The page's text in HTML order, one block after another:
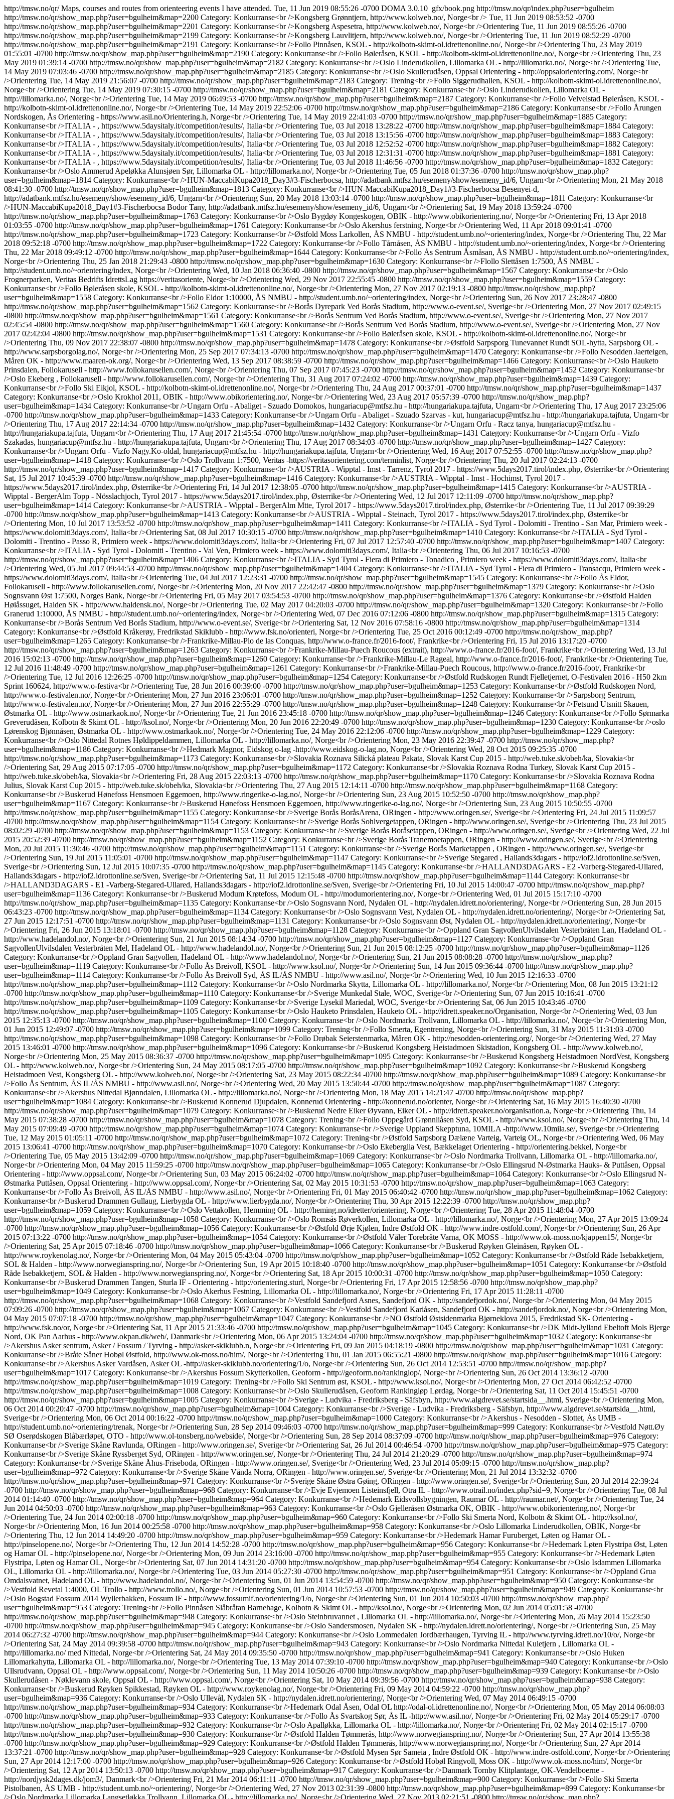
http://tmsw.no/qr/Maps, courses and routes from orienteering events I have attended. Tue, 11 Jun 2019 08:55:26 -0700 DOMA 3.0.10 gfx/book.png http://tmsw.no/qr/index.php?user=bgulheim
http://tmsw.no/qr/show_map.php?user=bgulheim&map=2200 Category: Konkurranse<br />Kongsberg Grønntjern, http://www.kolweb.no/, Norge<br /> Tue, 11 Jun 2019 08:53:52 -0700
http://tmsw.no/qr/show_map.php?user=bgulheim&map=2201 Category: Konkurranse<br />Kongsberg Aspesetra, http://www.kolweb.no/, Norge<br />Orientering Tue, 11 Jun 2019 08:55:26 -0700
http://tmsw.no/qr/show_map.php?user=bgulheim&map=2199 Category: Konkurranse<br />Kongsberg Lauvlitjern, http://www.kolweb.no/, Norge<br />Orientering Tue, 11 Jun 2019 08:52:29 -0700
http://tmsw.no/qr/show_map.php?user=bgulheim&map=2191 Category: Konkurranse<br />Follo Pinnåsen, KSOL - http://kolbotn-skimt-ol.idrettenonline.no/, Norge<br />Orientering Thu, 23 May 2019
01:55:01 -0700 http://tmsw.no/qr/show_map.php?user=bgulheim&map=2190 Category: Konkurranse<br />Follo Bøleråsen, KSOL - http://kolbotn-skimt-ol.idrettenonline.no/, Norge<br />Orientering Thu, 23
May 2019 01:39:14 -0700 http://tmsw.no/qr/show_map.php?user=bgulheim&map=2182 Category: Konkurranse<br />Oslo Linderudkollen, Lillomarka OL - http://lillomarka.no/, Norge<br />Orientering Tue,
14 May 2019 07:03:46 -0700 http://tmsw.no/qr/show_map.php?user=bgulheim&map=2185 Category: Konkurranse<br />Oslo Skullerudåsen, Oppsal Orientering - http://oppsalorientering.com/, Norge<br
/>Orientering Tue, 14 May 2019 21:56:07 -0700 http://tmsw.no/qr/show_map.php?user=bgulheim&map=2183 Category: Trening<br />Follo Siggerudhallen, KSOL - http://kolbotn-skimt-ol.idrettenonline.no/,
Norge<br />Orientering Tue, 14 May 2019 07:30:15 -0700 http://tmsw.no/qr/show_map.php?user=bgulheim&map=2181 Category: Konkurranse<br />Oslo Linderudkollen, Lillomarka OL -
http://lillomarka.no/, Norge<br />Orientering Tue, 14 May 2019 06:49:53 -0700 http://tmsw.no/qr/show_map.php?user=bgulheim&map=2187 Category: Konkurranse<br />Follo Velvelstad Bøleråsen, KSOL -
http://kolbotn-skimt-ol.idrettenonline.no/, Norge<br />Orientering Tue, 14 May 2019 22:52:06 -0700 http://tmsw.no/qr/show_map.php?user=bgulheim&map=2186 Category: Konkurranse<br />Follo Årungen
Nordskogen, Ås Orientering - https://www.asil.no/Orientering.h, Norge<br />Orientering Tue, 14 May 2019 22:41:03 -0700 http://tmsw.no/qr/show_map.php?user=bgulheim&map=1885 Category:
Konkurranse<br />ITALIA - , https://www.5daysitaly.it/competition/results/, Italia<br />Orientering Tue, 03 Jul 2018 13:28:22 -0700 http://tmsw.no/qr/show_map.php?user=bgulheim&map=1884 Category:
Konkurranse<br />ITALIA - , https://www.5daysitaly.it/competition/results/, Italia<br />Orientering Tue, 03 Jul 2018 13:15:56 -0700 http://tmsw.no/qr/show_map.php?user=bgulheim&map=1883 Category:
Konkurranse<br />ITALIA - , https://www.5daysitaly.it/competition/results/, Italia<br />Orientering Tue, 03 Jul 2018 12:52:52 -0700 http://tmsw.no/qr/show_map.php?user=bgulheim&map=1882 Category:
Konkurranse<br />ITALIA - , https://www.5daysitaly.it/competition/results/, Italia<br />Orientering Tue, 03 Jul 2018 12:31:31 -0700 http://tmsw.no/qr/show_map.php?user=bgulheim&map=1881 Category:
Konkurranse<br />ITALIA - , https://www.5daysitaly.it/competition/results/, Italia<br />Orientering Tue, 03 Jul 2018 11:46:56 -0700 http://tmsw.no/qr/show_map.php?user=bgulheim&map=1832 Category:
Konkurranse<br />Oslo Ammerud Apeløkka Alunsjøen Sør, Lillomarka OL - http://lillomarka.no/, Norge<br />Orientering Tue, 05 Jun 2018 01:37:36 -0700 http://tmsw.no/qr/show_map.php?
user=bgulheim&map=1814 Category: Konkurranse<br />HUN-MaccabiKupa2018_Day3#3-Fischerbocsa, http://adatbank.mtfsz.hu/esemeny/show/esemeny_id/6, Ungarn<br />Orientering Mon, 21 May 2018
08:41:30 -0700 http://tmsw.no/qr/show_map.php?user=bgulheim&map=1813 Category: Konkurranse<br />HUN-MaccabiKupa2018_Day1#3-Fischerbocsa Besenyei-d,
http://adatbank.mtfsz.hu/esemeny/show/esemeny_id/6, Ungarn<br />Orientering Sun, 20 May 2018 13:03:14 -0700 http://tmsw.no/qr/show_map.php?user=bgulheim&map=1811 Category: Konkurranse<br
/>HUN-MaccabiKupa2018_Day1#3-Fischerbocsa Bodor Tany, http://adatbank.mtfsz.hu/esemeny/show/esemeny_id/6, Ungarn<br />Orientering Sat, 19 May 2018 13:59:24 -0700
http://tmsw.no/qr/show_map.php?user=bgulheim&map=1763 Category: Konkurranse<br />Oslo Bygdøy Kongeskogen, OBIK - http://www.obikorientering.no/, Norge<br />Orientering Fri, 13 Apr 2018
01:03:55 -0700 http://tmsw.no/qr/show_map.php?user=bgulheim&map=1761 Category: Konkurranse<br />Oslo Akershus ferstning, Norge<br />Orientering Wed, 11 Apr 2018 09:01:41 -0700
http://tmsw.no/qr/show_map.php?user=bgulheim&map=1723 Category: Konkurranse<br />Østfold Moss Larkollen, ÅS NMBU - http://student.umb.no/~orientering/index, Norge<br />Orientering Thu, 22 Mar
2018 09:52:18 -0700 http://tmsw.no/qr/show_map.php?user=bgulheim&map=1722 Category: Konkurranse<br />Follo Tårnåsen, ÅS NMBU - http://student.umb.no/~orientering/index, Norge<br />Orientering
Thu, 22 Mar 2018 09:49:12 -0700 http://tmsw.no/qr/show_map.php?user=bgulheim&map=1644 Category: Konkurranse<br />Follo Ås Sentrum Åsmåsan, ÅS NMBU - http://student.umb.no/~orientering/index,
Norge<br />Orientering Thu, 25 Jan 2018 21:29:43 -0800 http://tmsw.no/qr/show_map.php?user=bgulheim&map=1630 Category: Konkurranse<br />Flollo Slettåsen 1:7500, ÅS NMBU -
http://student.umb.no/~orientering/index, Norge<br />Orientering Wed, 10 Jan 2018 06:36:40 -0800 http://tmsw.no/qr/show_map.php?user=bgulheim&map=1567 Category: Konkurranse<br />Oslo
Frognerparken, Veritas Bedrifts IdrettsLag https://veritasoriente, Norge<br />Orientering Wed, 29 Nov 2017 22:55:45 -0800 http://tmsw.no/qr/show_map.php?user=bgulheim&map=1559 Category:
Konkurranse<br />Follo Bøleråsen skole, KSOL - http://kolbotn-skimt-ol.idrettenonline.no/, Norge<br />Orientering Mon, 27 Nov 2017 02:19:13 -0800 http://tmsw.no/qr/show_map.php?
user=bgulheim&map=1558 Category: Konkurranse<br />Follo Eldor 1:10000, ÅS NMBU - http://student.umb.no/~orientering/index, Norge<br />Orientering Sun, 26 Nov 2017 23:28:47 -0800
http://tmsw.no/qr/show_map.php?user=bgulheim&map=1562 Category: Konkurranse<br />Borås Dyrepark Ved Borås Stadium, http://www.o-event.se/, Sverige<br />Orientering Mon, 27 Nov 2017 02:49:15
-0800 http://tmsw.no/qr/show_map.php?user=bgulheim&map=1561 Category: Konkurranse<br />Borås Sentrum Ved Borås Stadium, http://www.o-event.se/, Sverige<br />Orientering Mon, 27 Nov 2017
02:45:54 -0800 http://tmsw.no/qr/show_map.php?user=bgulheim&map=1560 Category: Konkurranse<br />Borås Sentrum Ved Borås Stadium, http://www.o-event.se/, Sverige<br />Orientering Mon, 27 Nov
2017 02:42:04 -0800 http://tmsw.no/qr/show_map.php?user=bgulheim&map=1531 Category: Konkurranse<br />Follo Bøleråsen skole, KSOL - http://kolbotn-skimt-ol.idrettenonline.no/, Norge<br
/>Orientering Thu, 09 Nov 2017 22:38:07 -0800 http://tmsw.no/qr/show_map.php?user=bgulheim&map=1478 Category: Konkurranse<br />Østfold Sarpsporg Tunevannet Rundt SOL-hytta, Sarpsborg OL -
http://www.sarpsborgolag.no/, Norge<br />Orientering Mon, 25 Sep 2017 07:34:13 -0700 http://tmsw.no/qr/show_map.php?user=bgulheim&map=1470 Category: Konkurranse<br />Follo Nesodden Jaerteigen,
Måren OK - http://www.maaren-ok.org/, Norge<br />Orientering Wed, 13 Sep 2017 08:38:59 -0700 http://tmsw.no/qr/show_map.php?user=bgulheim&map=1466 Category: Konkurranse<br />Oslo Hauketo
Prinsdalen, Follokarusell - http://www.follokarusellen.com/, Norge<br />Orientering Thu, 07 Sep 2017 07:45:23 -0700 http://tmsw.no/qr/show_map.php?user=bgulheim&map=1452 Category: Konkurranse<br
/>Oslo Ekeberg , Follokarusell - http://www.follokarusellen.com/, Norge<br />Orientering Thu, 31 Aug 2017 07:24:02 -0700 http://tmsw.no/qr/show_map.php?user=bgulheim&map=1439 Category:
Konkurranse<br />Follo Ski Eikjol, KSOL - http://kolbotn-skimt-ol.idrettenonline.no/, Norge<br />Orientering Thu, 24 Aug 2017 00:37:01 -0700 http://tmsw.no/qr/show_map.php?user=bgulheim&map=1437
Category: Konkurranse<br />Oslo Krokhol 2011, OBIK - http://www.obikorientering.no/, Norge<br />Orientering Wed, 23 Aug 2017 05:57:39 -0700 http://tmsw.no/qr/show_map.php?
user=bgulheim&map=1434 Category: Konkurranse<br />Ungarn Orfu - Abaliget - Szuado Domokos, hungariacup@mtfsz.hu - http://hungariakupa.tajfuta, Ungarn<br />Orientering Thu, 17 Aug 2017 23:25:06
-0700 http://tmsw.no/qr/show_map.php?user=bgulheim&map=1433 Category: Konkurranse<br />Ungarn Orfu - Abaliget - Szuado Szarvas - kut, hungariacup@mtfsz.hu - http://hungariakupa.tajfuta, Ungarn<br
/>Orientering Thu, 17 Aug 2017 22:14:34 -0700 http://tmsw.no/qr/show_map.php?user=bgulheim&map=1432 Category: Konkurranse<br />Ungarn Orfu - Racz tanya, hungariacup@mtfsz.hu -
http://hungariakupa.tajfuta, Ungarn<br />Orientering Thu, 17 Aug 2017 21:45:54 -0700 http://tmsw.no/qr/show_map.php?user=bgulheim&map=1431 Category: Konkurranse<br />Ungarn Orfu - Vizfo
Szakadas, hungariacup@mtfsz.hu - http://hungariakupa.tajfuta, Ungarn<br />Orientering Thu, 17 Aug 2017 08:34:03 -0700 http://tmsw.no/qr/show_map.php?user=bgulheim&map=1427 Category:
Konkurranse<br />Ungarn Orfu - Vizfo Nagy.Ko-oldal, hungariacup@mtfsz.hu - http://hungariakupa.tajfuta, Ungarn<br />Orientering Wed, 16 Aug 2017 07:52:55 -0700 http://tmsw.no/qr/show_map.php?
user=bgulheim&map=1418 Category: Konkurranse<br />Oslo Trollvann 1:7500, Veritas -https://veritasorientering.com/terminlist, Norge<br />Orientering Thu, 20 Jul 2017 02:24:13 -0700
http://tmsw.no/qr/show_map.php?user=bgulheim&map=1417 Category: Konkurranse<br />AUSTRIA - Wipptal - Imst - Tarrenz, Tyrol 2017 - https://www.5days2017.tirol/index.php, Østerrike<br />Orientering
Sat, 15 Jul 2017 10:45:39 -0700 http://tmsw.no/qr/show_map.php?user=bgulheim&map=1416 Category: Konkurranse<br />AUSTRIA - Wipptal - Imst - Hochimst, Tyrol 2017 -
https://www.5days2017.tirol/index.php, Østerrike<br />Orientering Fri, 14 Jul 2017 12:38:05 -0700 http://tmsw.no/qr/show_map.php?user=bgulheim&map=1415 Category: Konkurranse<br />AUSTRIA -
Wipptal - BergerAlm Topp - Nösslachjoch, Tyrol 2017 - https://www.5days2017.tirol/index.php, Østerrike<br />Orientering Wed, 12 Jul 2017 12:11:09 -0700 http://tmsw.no/qr/show_map.php?
user=bgulheim&map=1414 Category: Konkurranse<br />AUSTRIA - Wipptal - BergerAlm Mtte, Tyrol 2017 - https://www.5days2017.tirol/index.php, Østerrike<br />Orientering Tue, 11 Jul 2017 09:39:29
-0700 http://tmsw.no/qr/show_map.php?user=bgulheim&map=1413 Category: Konkurranse<br />AUSTRIA - Wipptal - Steinach, Tyrol 2017 - https://www.5days2017.tirol/index.php, Østerrike<br
/>Orientering Mon, 10 Jul 2017 13:53:52 -0700 http://tmsw.no/qr/show_map.php?user=bgulheim&map=1411 Category: Konkurranse<br />ITALIA - Syd Tyrol - Dolomiti - Trentino - San Mar, Primiero week -
https://www.dolomiti3days.com/, Italia<br />Orientering Sat, 08 Jul 2017 10:30:15 -0700 http://tmsw.no/qr/show_map.php?user=bgulheim&map=1410 Category: Konkurranse<br />ITALIA - Syd Tyrol -
Dolomiti - Trentino - Passo R, Primiero week - https://www.dolomiti3days.com/, Italia<br />Orientering Fri, 07 Jul 2017 12:57:40 -0700 http://tmsw.no/qr/show_map.php?user=bgulheim&map=1407 Category:
Konkurranse<br />ITALIA - Syd Tyrol - Dolomiti - Trentino - Val Ven, Primiero week - https://www.dolomiti3days.com/, Italia<br />Orientering Thu, 06 Jul 2017 10:16:53 -0700
http://tmsw.no/qr/show_map.php?user=bgulheim&map=1406 Category: Konkurranse<br />ITALIA - Syd Tyrol - Fiera di Primiero - Tonadico , Primiero week - https://www.dolomiti3days.com/, Italia<br
/>Orientering Wed, 05 Jul 2017 09:44:53 -0700 http://tmsw.no/qr/show_map.php?user=bgulheim&map=1404 Category: Konkurranse<br />ITALIA - Syd Tyrol - Fiera di Primiero - Transacqu, Primiero week -
https://www.dolomiti3days.com/, Italia<br />Orientering Tue, 04 Jul 2017 12:23:31 -0700 http://tmsw.no/qr/show_map.php?user=bgulheim&map=1545 Category: Konkurranse<br />Follo Ås Eldor,
Follokarusell - http://www.follokarusellen.com/, Norge<br />Orientering Mon, 20 Nov 2017 22:42:47 -0800 http://tmsw.no/qr/show_map.php?user=bgulheim&map=1379 Category: Konkurranse<br />Oslo
Sognsvann Øst 1:7500, Norges Bank, Norge<br />Orientering Fri, 05 May 2017 03:54:53 -0700 http://tmsw.no/qr/show_map.php?user=bgulheim&map=1376 Category: Konkurranse<br />Østfold Halden
Høiåssuget, Halden SK - http://www.haldensk.no/, Norge<br />Orientering Tue, 02 May 2017 04:20:03 -0700 http://tmsw.no/qr/show_map.php?user=bgulheim&map=1320 Category: Konkurranse<br />Follo
Granerud 1:10000, ÅS NMBU - http://student.umb.no/~orientering/index, Norge<br />Orientering Wed, 07 Dec 2016 07:12:06 -0800 http://tmsw.no/qr/show_map.php?user=bgulheim&map=1315 Category:
Konkurranse<br />Borås Sentrum Ved Borås Stadium, http://www.o-event.se/, Sverige<br />Orientering Sat, 12 Nov 2016 07:58:16 -0800 http://tmsw.no/qr/show_map.php?user=bgulheim&map=1314
Category: Konkurranse<br />Østfold Kråkerøy, Fredrikstad Skiklubb - http://www.fsk.no/orienteri, Norge<br />Orientering Tue, 25 Oct 2016 00:12:49 -0700 http://tmsw.no/qr/show_map.php?
user=bgulheim&map=1265 Category: Konkurranse<br />Frankrike-Millau-Plo de las Conquas, http://www.o-france.fr/2016-foot/, Frankrike<br />Orientering Fri, 15 Jul 2016 13:17:20 -0700
http://tmsw.no/qr/show_map.php?user=bgulheim&map=1263 Category: Konkurranse<br />Frankrike-Millau-Puech Roucous (extrait), http://www.o-france.fr/2016-foot/, Frankrike<br />Orientering Wed, 13 Jul
2016 15:02:13 -0700 http://tmsw.no/qr/show_map.php?user=bgulheim&map=1260 Category: Konkurranse<br />Frankrike-Millau-Le Rageal, http://www.o-france.fr/2016-foot/, Frankrike<br />Orientering Tue,
12 Jul 2016 11:48:49 -0700 http://tmsw.no/qr/show_map.php?user=bgulheim&map=1261 Category: Konkurranse<br />Frankrike-Millau-Puech Roucous, http://www.o-france.fr/2016-foot/, Frankrike<br
/>Orientering Tue, 12 Jul 2016 12:26:25 -0700 http://tmsw.no/qr/show_map.php?user=bgulheim&map=1254 Category: Konkurranse<br />Østfold Rudskogen Rundt Fjelletjernet, O-Festivalen 2016 - H50 2km
Sprint 160624, http://www.o-festiva<br />Orientering Tue, 28 Jun 2016 00:39:00 -0700 http://tmsw.no/qr/show_map.php?user=bgulheim&map=1253 Category: Konkurranse<br />Østfold Rudskogen Nord,
http://www.o-festivalen.no/, Norge<br />Orientering Mon, 27 Jun 2016 23:06:01 -0700 http://tmsw.no/qr/show_map.php?user=bgulheim&map=1252 Category: Konkurranse<br />Sarpsborg Sentrum,
http://www.o-festivalen.no/, Norge<br />Orientering Mon, 27 Jun 2016 22:55:29 -0700 http://tmsw.no/qr/show_map.php?user=bgulheim&map=1248 Category: Konkurranse<br />Fetsund Utsnitt Skauen,
Østmarka OL - http://www.ostmarkaok.no/, Norge<br />Orientering Tue, 21 Jun 2016 23:45:18 -0700 http://tmsw.no/qr/show_map.php?user=bgulheim&map=1246 Category: Konkurranse<br />Follo Sørmarka
Greverudåsen, Kolbotn & Skimt OL - http://ksol.no/, Norge<br />Orientering Mon, 20 Jun 2016 22:20:49 -0700 http://tmsw.no/qr/show_map.php?user=bgulheim&map=1230 Category: Konkurranse<br />oslo
Lørenskog Bjønnåsen, Østmarka OL - http://www.ostmarkaok.no/, Norge<br />Orientering Tue, 24 May 2016 22:12:06 -0700 http://tmsw.no/qr/show_map.php?user=bgulheim&map=1229 Category:
Konkurranse<br />Oslo Nittedal Rotnes Høldippeldammen, Lillomarka OL - http://lillomarka.no/, Norge<br />Orientering Mon, 23 May 2016 22:39:47 -0700 http://tmsw.no/qr/show_map.php?
user=bgulheim&map=1186 Category: Konkurranse<br />Hedmark Magnor, Eidskog o-lag -http://www.eidskog-o-lag.no, Norge<br />Orientering Wed, 28 Oct 2015 09:25:35 -0700
http://tmsw.no/qr/show_map.php?user=bgulheim&map=1173 Category: Konkurranse<br />Slovakia Roznava Silická plateau Pakata, Slovak Karst Cup 2015 - http://web.tuke.sk/obeh/ka, Slovakia<br
/>Orientering Sat, 29 Aug 2015 07:17:05 -0700 http://tmsw.no/qr/show_map.php?user=bgulheim&map=1172 Category: Konkurranse<br />Slovakia Roznava Rodna Turkey, Slovak Karst Cup 2015 -
http://web.tuke.sk/obeh/ka, Slovakia<br />Orientering Fri, 28 Aug 2015 22:03:13 -0700 http://tmsw.no/qr/show_map.php?user=bgulheim&map=1170 Category: Konkurranse<br />Slovakia Roznava Rodna
Julius, Slovak Karst Cup 2015 - http://web.tuke.sk/obeh/ka, Slovakia<br />Orientering Thu, 27 Aug 2015 12:14:11 -0700 http://tmsw.no/qr/show_map.php?user=bgulheim&map=1168 Category:
Konkurranse<br />Buskerud Hønefoss Hensmoen Eggemoen, http://www.ringerike-o-lag.no/, Norge<br />Orientering Sun, 23 Aug 2015 10:52:50 -0700 http://tmsw.no/qr/show_map.php?
user=bgulheim&map=1167 Category: Konkurranse<br />Buskerud Hønefoss Hensmoen Eggemoen, http://www.ringerike-o-lag.no/, Norge<br />Orientering Sun, 23 Aug 2015 10:50:55 -0700
http://tmsw.no/qr/show_map.php?user=bgulheim&map=1155 Category: Konkurranse<br />Sverige Borås BoråsArena, ORingen - http://www.oringen.se/, Sverige<br />Orientering Fri, 24 Jul 2015 11:09:57
-0700 http://tmsw.no/qr/show_map.php?user=bgulheim&map=1154 Category: Konkurranse<br />Sverige Borås Sohlvergetappen, ORingen - http://www.oringen.se/, Sverige<br />Orientering Thu, 23 Jul 2015
08:02:29 -0700 http://tmsw.no/qr/show_map.php?user=bgulheim&map=1153 Category: Konkurranse<br />Sverige Borås Boråsetappen, ORingen - http://www.oringen.se/, Sverige<br />Orientering Wed, 22 Jul
2015 20:52:39 -0700 http://tmsw.no/qr/show_map.php?user=bgulheim&map=1152 Category: Konkurranse<br />Sverige Borås Tranemoetappen, ORingen - http://www.oringen.se/, Sverige<br />Orientering
Mon, 20 Jul 2015 11:30:46 -0700 http://tmsw.no/qr/show_map.php?user=bgulheim&map=1151 Category: Konkurranse<br />Sverige Borås Marketappen , ORingen - http://www.oringen.se/, Sverige<br
/>Orientering Sun, 19 Jul 2015 11:05:01 -0700 http://tmsw.no/qr/show_map.php?user=bgulheim&map=1147 Category: Konkurranse<br />Sverige Stegared , Hallands3dagars - http://iof2.idrottonline.se/Sven,
Sverige<br />Orientering Sun, 12 Jul 2015 10:07:35 -0700 http://tmsw.no/qr/show_map.php?user=bgulheim&map=1145 Category: Konkurranse<br />HALLAND3DAGARS - E2 -Varberg-Stegared-Ullared,
Hallands3dagars - http://iof2.idrottonline.se/Sven, Sverige<br />Orientering Sat, 11 Jul 2015 12:15:48 -0700 http://tmsw.no/qr/show_map.php?user=bgulheim&map=1144 Category: Konkurranse<br
/>HALLAND3DAGARS - E1 -Varberg-Stegared-Ullared, Hallands3dagars - http://iof2.idrottonline.se/Sven, Sverige<br />Orientering Fri, 10 Jul 2015 14:00:47 -0700 http://tmsw.no/qr/show_map.php?
user=bgulheim&map=1136 Category: Konkurranse<br />Buskerud Modum Krøtefoss, Modum OL - http://modumorientering.no/, Norge<br />Orientering Wed, 01 Jul 2015 15:17:10 -0700
http://tmsw.no/qr/show_map.php?user=bgulheim&map=1135 Category: Konkurranse<br />Oslo Sognsvann Nord, Nydalen OL - http://nydalen.idrett.no/orientering/, Norge<br />Orientering Sun, 28 Jun 2015
06:43:23 -0700 http://tmsw.no/qr/show_map.php?user=bgulheim&map=1134 Category: Konkurranse<br />Oslo Sognsvann Vest, Nydalen OL - http://nydalen.idrett.no/orientering/, Norge<br />Orientering Sat,
27 Jun 2015 12:17:51 -0700 http://tmsw.no/qr/show_map.php?user=bgulheim&map=1131 Category: Konkurranse<br />Oslo Sognsvann Øst, Nydalen OL - http://nydalen.idrett.no/orientering/, Norge<br
/>Orientering Fri, 26 Jun 2015 13:18:01 -0700 http://tmsw.no/qr/show_map.php?user=bgulheim&map=1128 Category: Konkurranse<br />Oppland Gran SagvollenUlvilsdalen Vesterbråten Lan, Hadeland OL -
http://www.hadelandol.no/, Norge<br />Orientering Sun, 21 Jun 2015 08:14:34 -0700 http://tmsw.no/qr/show_map.php?user=bgulheim&map=1127 Category: Konkurranse<br />Oppland Gran
SagvollenUlvilsdalen Vesterbråten Mel, Hadeland OL - http://www.hadelandol.no/, Norge<br />Orientering Sun, 21 Jun 2015 08:12:25 -0700 http://tmsw.no/qr/show_map.php?user=bgulheim&map=1126
Category: Konkurranse<br />Oppland Gran Sagvollen, Hadeland OL - http://www.hadelandol.no/, Norge<br />Orientering Sun, 21 Jun 2015 08:08:28 -0700 http://tmsw.no/qr/show_map.php?
user=bgulheim&map=1119 Category: Konkurranse<br />Follo Ås Breivoll, KSOL - http://www.ksol.no/, Norge<br />Orientering Sun, 14 Jun 2015 09:36:44 -0700 http://tmsw.no/qr/show_map.php?
user=bgulheim&map=1114 Category: Konkurranse<br />Follo Ås Breivoll Syd, ÅS IL/ÅS NMBU - http://www.asil.no/, Norge<br />Orientering Wed, 10 Jun 2015 12:16:33 -0700
http://tmsw.no/qr/show_map.php?user=bgulheim&map=1112 Category: Konkurranse<br />Oslo Nordmarka Skytta, Lillomarka OL - http://lillomarka.no/, Norge<br />Orientering Mon, 08 Jun 2015 13:21:12
-0700 http://tmsw.no/qr/show_map.php?user=bgulheim&map=1110 Category: Konkurranse<br />Sverige Munkedal Stale, WOC, Sverige<br />Orientering Sun, 07 Jun 2015 10:16:41 -0700
http://tmsw.no/qr/show_map.php?user=bgulheim&map=1109 Category: Konkurranse<br />Sverige Lysekil Mariedal, WOC, Sverige<br />Orientering Sat, 06 Jun 2015 10:43:46 -0700
http://tmsw.no/qr/show_map.php?user=bgulheim&map=1105 Category: Konkurranse<br />Oslo Hauketo Prinsdalen, Hauketo OL - http://idrett.speaker.no/Organisation, Norge<br />Orientering Wed, 03 Jun
2015 12:35:13 -0700 http://tmsw.no/qr/show_map.php?user=bgulheim&map=1100 Category: Konkurranse<br />Oslo Nordmarka Trollvann, Lillomarka OL - http://lillomarka.no/, Norge<br />Orientering Mon,
01 Jun 2015 12:49:07 -0700 http://tmsw.no/qr/show_map.php?user=bgulheim&map=1099 Category: Trening<br />Follo Smerta, Egentrening, Norge<br />Orientering Sun, 31 May 2015 11:31:03 -0700
http://tmsw.no/qr/show_map.php?user=bgulheim&map=1098 Category: Konkurranse<br />Follo Drøbak Seierstenmarka, Måren OK - http://nesodden-orientering.org/, Norge<br />Orientering Wed, 27 May
2015 13:46:01 -0700 http://tmsw.no/qr/show_map.php?user=bgulheim&map=1096 Category: Konkurranse<br />Buskerud Kongsberg Heistadmoen Skistadion, Kongsberg OL - http://www.kolweb.no/,
Norge<br />Orientering Mon, 25 May 2015 08:36:37 -0700 http://tmsw.no/qr/show_map.php?user=bgulheim&map=1095 Category: Konkurranse<br />Buskerud Kongsberg Heistadmoen NordVest, Kongsberg
OL - http://www.kolweb.no/, Norge<br />Orientering Sun, 24 May 2015 08:17:05 -0700 http://tmsw.no/qr/show_map.php?user=bgulheim&map=1092 Category: Konkurranse<br />Buskerud Kongsberg
Heistadmoen Vest, Kongsberg OL - http://www.kolweb.no/, Norge<br />Orientering Sat, 23 May 2015 08:22:34 -0700 http://tmsw.no/qr/show_map.php?user=bgulheim&map=1089 Category: Konkurranse<br
/>Follo Ås Sentrum, ÅS IL/ÅS NMBU - http://www.asil.no/, Norge<br />Orientering Wed, 20 May 2015 13:50:44 -0700 http://tmsw.no/qr/show_map.php?user=bgulheim&map=1087 Category:
Konkurranse<br />Akershus Nittedal Bjønndalen, Lillomarka OL - http://lillomarka.no/, Norge<br />Orientering Mon, 18 May 2015 14:21:47 -0700 http://tmsw.no/qr/show_map.php?
user=bgulheim&map=1084 Category: Konkurranse<br />Buskerud Konnerud Djupdalen, Konnerud Orientering - http://konnerud.no/orienter, Norge<br />Orientering Sat, 16 May 2015 16:40:30 -0700
http://tmsw.no/qr/show_map.php?user=bgulheim&map=1079 Category: Konkurranse<br />Buskerud Nedre Eiker Øyvann, Eiker OL - http://idrett.speaker.no/organisation.a, Norge<br />Orientering Thu, 14
May 2015 07:38:28 -0700 http://tmsw.no/qr/show_map.php?user=bgulheim&map=1078 Category: Trening<br />Follo Oppegård Grønnliåsen Syd, KSOL - http://www.ksol.no/, Norge<br />Orientering Thu, 14
May 2015 07:09:49 -0700 http://tmsw.no/qr/show_map.php?user=bgulheim&map=1074 Category: Konkurranse<br />Sverige Uppland Skepptuna, 10MILA -http://www.10mila.se/, Sverige<br />Orientering
Tue, 12 May 2015 01:05:11 -0700 http://tmsw.no/qr/show_map.php?user=bgulheim&map=1072 Category: Trening<br />Østfold Sarpsborg Dælæne Varteig, Varteig OL, Norge<br />Orientering Wed, 06 May
2015 13:06:41 -0700 http://tmsw.no/qr/show_map.php?user=bgulheim&map=1070 Category: Konkurranse<br />Oslo Ekeberglia Vest, Bækkelaget Orientering - http://orientering.bekkel, Norge<br
/>Orientering Tue, 05 May 2015 13:42:09 -0700 http://tmsw.no/qr/show_map.php?user=bgulheim&map=1069 Category: Konkurranse<br />Oslo Nordmarka Trollvann, Lillomarka OL - http://lillomarka.no/,
Norge<br />Orientering Mon, 04 May 2015 11:59:25 -0700 http://tmsw.no/qr/show_map.php?user=bgulheim&map=1065 Category: Konkurranse<br />Oslo Ellingsrud N-Østmarka Hauks- & Puttåsen, Oppsal
Orientering - http://www.oppsal.com/, Norge<br />Orientering Sun, 03 May 2015 06:24:02 -0700 http://tmsw.no/qr/show_map.php?user=bgulheim&map=1064 Category: Konkurranse<br />Oslo Ellingsrud N-
Østmarka Puttåsen, Oppsal Orientering - http://www.oppsal.com/, Norge<br />Orientering Sat, 02 May 2015 10:31:53 -0700 http://tmsw.no/qr/show_map.php?user=bgulheim&map=1063 Category:
Konkurranse<br />Follo Ås Breivoll, ÅS IL/ÅS NMBU - http://www.asil.no/, Norge<br />Orientering Fri, 01 May 2015 06:40:42 -0700 http://tmsw.no/qr/show_map.php?user=bgulheim&map=1062 Category:
Konkurranse<br />Buskerud Drammen Gullaug, Lierbygda OL - http://www.lierbygda.no/, Norge<br />Orientering Thu, 30 Apr 2015 12:22:39 -0700 http://tmsw.no/qr/show_map.php?
user=bgulheim&map=1059 Category: Konkurranse<br />Oslo Vettakollen, Hemming OL - http://heming.no/idretter/orientering, Norge<br />Orientering Tue, 28 Apr 2015 11:48:04 -0700
http://tmsw.no/qr/show_map.php?user=bgulheim&map=1058 Category: Konkurranse<br />Oslo Romsås Røverkollen, Lillomarka OL - http://lillomarka.no/, Norge<br />Orientering Mon, 27 Apr 2015 13:09:24
-0700 http://tmsw.no/qr/show_map.php?user=bgulheim&map=1056 Category: Konkurranse<br />Østfold Ørje Kjølen, Indre Østfold OK - http://www.indre-ostfold.com/, Norge<br />Orientering Sun, 26 Apr
2015 07:13:22 -0700 http://tmsw.no/qr/show_map.php?user=bgulheim&map=1054 Category: Konkurranse<br />Østfold Våler Torebråte Varna, OK MOSS - http://www.ok-moss.no/kjappen15/, Norge<br
/>Orientering Sat, 25 Apr 2015 07:18:46 -0700 http://tmsw.no/qr/show_map.php?user=bgulheim&map=1066 Category: Konkurranse<br />Buskerud Røyken Gleinåsen, Røyken OL -
http://www.roykenolag.no/, Norge<br />Orientering Mon, 04 May 2015 05:43:04 -0700 http://tmsw.no/qr/show_map.php?user=bgulheim&map=1052 Category: Konkurranse<br />Østfold Råde Isebakketjern,
SOL & Halden - http://www.norwegianspring.no/, Norge<br />Orientering Sun, 19 Apr 2015 10:18:40 -0700 http://tmsw.no/qr/show_map.php?user=bgulheim&map=1051 Category: Konkurranse<br />Østfold
Råde Isebakketjern, SOL & Halden - http://www.norwegianspring.no/, Norge<br />Orientering Sat, 18 Apr 2015 10:00:31 -0700 http://tmsw.no/qr/show_map.php?user=bgulheim&map=1050 Category:
Konkurranse<br />Buskerud Drammen Tangen, Sturla IF - Orientering - http://orientering.sturl, Norge<br />Orientering Fri, 17 Apr 2015 12:58:56 -0700 http://tmsw.no/qr/show_map.php?
user=bgulheim&map=1049 Category: Konkurranse<br />Oslo Akerhus Festning, Lillomarka OL - http://lillomarka.no/, Norge<br />Orientering Fri, 17 Apr 2015 11:28:11 -0700
http://tmsw.no/qr/show_map.php?user=bgulheim&map=1068 Category: Konkurranse<br />Vestfold Sandefjord Asnes, Sandefjord OK - http://sandefjordok.no/, Norge<br />Orientering Mon, 04 May 2015
07:09:26 -0700 http://tmsw.no/qr/show_map.php?user=bgulheim&map=1067 Category: Konkurranse<br />Vestfold Sandefjord Kariåsen, Sandefjord OK - http://sandefjordok.no/, Norge<br />Orientering Mon,
04 May 2015 07:07:18 -0700 http://tmsw.no/qr/show_map.php?user=bgulheim&map=1047 Category: Konkurranse<br />NO Østfold Østsidenmarka Bjørneklova 2015, Fredrikstad SK- Orientering -
http://www.fsk.no/or, Norge<br />Orientering Sat, 11 Apr 2015 21:33:46 -0700 http://tmsw.no/qr/show_map.php?user=bgulheim&map=1045 Category: Konkurranse<br />DK Midt-Jylland Ebeltoft Mols Bjerge
Nord, OK Pan Aarhus - http://www.okpan.dk/web/, Danmark<br />Orientering Mon, 06 Apr 2015 13:24:04 -0700 http://tmsw.no/qr/show_map.php?user=bgulheim&map=1032 Category: Konkurranse<br
/>Akershus Asker sentrum, Asker / Fossum / Tyrving - http://asker-skiklubb.n, Norge<br />Orientering Fri, 09 Jan 2015 04:18:19 -0800 http://tmsw.no/qr/show_map.php?user=bgulheim&map=1031 Category:
Konkurranse<br />Bråte Såner Hobøl Østfold, http://www.ok-moss.no/him/, Norge<br />Orientering Thu, 01 Jan 2015 06:55:21 -0800 http://tmsw.no/qr/show_map.php?user=bgulheim&map=1016 Category:
Konkurranse<br />Akershus Asker Vardåsen, Asker OL -http://asker-skiklubb.no/orientering/1/o, Norge<br />Orientering Sun, 26 Oct 2014 12:53:51 -0700 http://tmsw.no/qr/show_map.php?
user=bgulheim&map=1017 Category: Konkurranse<br />Akershus Fossum Skytterkollen, Geoform - http://geoform.no/rankinglop/, Norge<br />Orientering Sun, 26 Oct 2014 13:36:12 -0700
http://tmsw.no/qr/show_map.php?user=bgulheim&map=1019 Category: Trening<br />Follo Ski Sentrum øst, KSOL - http://www.ksol.no/, Norge<br />Orientering Mon, 27 Oct 2014 06:42:52 -0700
http://tmsw.no/qr/show_map.php?user=bgulheim&map=1008 Category: Konkurranse<br />Oslo Skullerudåsen, Geoform Rankingløp Lørdag, Norge<br />Orientering Sat, 11 Oct 2014 15:45:51 -0700
http://tmsw.no/qr/show_map.php?user=bgulheim&map=1005 Category: Konkurranse<br />Sverige - Ludvika - Fredriksberg - Säfsbyn, http://www.algdrevet.se/startsida__.html, Sverige<br />Orientering Mon,
06 Oct 2014 00:20:47 -0700 http://tmsw.no/qr/show_map.php?user=bgulheim&map=1004 Category: Konkurranse<br />Sverige - Ludvika - Fredriksberg - Säfsbyn, http://www.algdrevet.se/startsida__.html,
Sverige<br />Orientering Mon, 06 Oct 2014 00:16:22 -0700 http://tmsw.no/qr/show_map.php?user=bgulheim&map=1000 Category: Konkurranse<br />Akershus - Nesodden - Slottet, Ås UMB -
http://student.umb.no/~orientering/trenak, Norge<br />Orientering Sun, 28 Sep 2014 09:46:03 -0700 http://tmsw.no/qr/show_map.php?user=bgulheim&map=999 Category: Konkurranse<br />Vestfold Nøtt.Øy
SØ Oserødskogen Blåbærløpet, OTO - http://www.ol-tonsberg.no/webside/, Norge<br />Orientering Sun, 28 Sep 2014 08:37:09 -0700 http://tmsw.no/qr/show_map.php?user=bgulheim&map=976 Category:
Konkurranse<br />Sverige Skåne Ravlunda, ORingen - http://www.oringen.se/, Sverige<br />Orientering Sat, 26 Jul 2014 00:46:54 -0700 http://tmsw.no/qr/show_map.php?user=bgulheim&map=975 Category:
Konkurranse<br />Sverige Skåne Ryssberget Syd, ORingen - http://www.oringen.se/, Norge<br />Orientering Thu, 24 Jul 2014 21:20:29 -0700 http://tmsw.no/qr/show_map.php?user=bgulheim&map=974
Category: Konkurranse<br />Sverige Skåne Åhus-Friseboda, ORingen - http://www.oringen.se/, Sverige<br />Orientering Wed, 23 Jul 2014 05:09:15 -0700 http://tmsw.no/qr/show_map.php?
user=bgulheim&map=972 Category: Konkurranse<br />Sverige Skåne Vånda Norra, ORingen - http://www.oringen.se/, Sverige<br />Orientering Mon, 21 Jul 2014 13:32:32 -0700
http://tmsw.no/qr/show_map.php?user=bgulheim&map=971 Category: Konkurranse<br />Sverige Skåne Østra Gøing, ORingen - http://www.oringen.se/, Sverige<br />Orientering Sun, 20 Jul 2014 22:39:24
-0700 http://tmsw.no/qr/show_map.php?user=bgulheim&map=968 Category: Konkurranse<br />Evje Evjemoen Listeinsfjell, Otra IL - http://www.otrail.no/index.php?sid=9, Norge<br />Orientering Tue, 08 Jul
2014 01:14:40 -0700 http://tmsw.no/qr/show_map.php?user=bgulheim&map=964 Category: Konkurranse<br />Hedemark Eidsvollsbygningen, Raumar OL - http://raumar.net/, Norge<br />Orientering Tue, 24
Jun 2014 04:50:03 -0700 http://tmsw.no/qr/show_map.php?user=bgulheim&map=963 Category: Konkurranse<br />Oslo Gjelleråsen Østmarka OK, OBIK - http://www.obikorientering.no/, Norge<br
/>Orientering Tue, 24 Jun 2014 02:00:18 -0700 http://tmsw.no/qr/show_map.php?user=bgulheim&map=960 Category: Konkurranse<br />Follo Ski Smerta Nord, Kolbotn & Skimt OL - http://ksol.no/,
Norge<br />Orientering Mon, 16 Jun 2014 00:25:58 -0700 http://tmsw.no/qr/show_map.php?user=bgulheim&map=958 Category: Konkurranse<br />Oslo Lillomarka Linderudkollen, OBIK, Norge<br
/>Orientering Thu, 12 Jun 2014 14:49:20 -0700 http://tmsw.no/qr/show_map.php?user=bgulheim&map=959 Category: Konkurranse<br />Hedemark Hamar Furuberget, Løten og Hamar OL -
http://pinselopene.no/, Norge<br />Orientering Thu, 12 Jun 2014 14:52:28 -0700 http://tmsw.no/qr/show_map.php?user=bgulheim&map=956 Category: Konkurranse<br />Hedemark Løten Flystripa Øst, Løten
og Hamar OL - http://pinselopene.no/, Norge<br />Orientering Mon, 09 Jun 2014 23:16:00 -0700 http://tmsw.no/qr/show_map.php?user=bgulheim&map=955 Category: Konkurranse<br />Hedemark Løten
Flystripa, Løten og Hamar OL, Norge<br />Orientering Sat, 07 Jun 2014 14:31:20 -0700 http://tmsw.no/qr/show_map.php?user=bgulheim&map=954 Category: Konkurranse<br />Oslo Isdammen Lillomarka
OL, Lillomarka OL - http://lillomarka.no/, Norge<br />Orientering Tue, 03 Jun 2014 05:27:30 -0700 http://tmsw.no/qr/show_map.php?user=bgulheim&map=951 Category: Konkurranse<br />Oppland Grua
Omdalsvatnet, Hadeland OL - http://www.hadelandol.no/, Norge<br />Orientering Sun, 01 Jun 2014 13:54:59 -0700 http://tmsw.no/qr/show_map.php?user=bgulheim&map=950 Category: Konkurranse<br
/>Vestfold Revetal 1:4000, OL Trollo - http://www.trollo.no/, Norge<br />Orientering Sun, 01 Jun 2014 10:57:53 -0700 http://tmsw.no/qr/show_map.php?user=bgulheim&map=949 Category: Konkurranse<br
/>Oslo Bogstad Fossum 2014 Wyllerbakken, Fossum IF - http://www.fossumif.no/orientering/1/o, Norge<br />Orientering Sun, 01 Jun 2014 10:50:03 -0700 http://tmsw.no/qr/show_map.php?
user=bgulheim&map=953 Category: Trening<br />Follo Pinnåsen Slåbråtan Barnehage, Kolbotn & Skimt OL - http://ksol.no/, Norge<br />Orientering Mon, 02 Jun 2014 05:01:58 -0700
http://tmsw.no/qr/show_map.php?user=bgulheim&map=948 Category: Konkurranse<br />Oslo Steinbruvannet , Lillomarka OL - http://lillomarka.no/, Norge<br />Orientering Mon, 26 May 2014 15:23:50
-0700 http://tmsw.no/qr/show_map.php?user=bgulheim&map=945 Category: Konkurranse<br />Oslo Sandersmosen, Nydalen SK - http://nydalen.idrett.no/orientering/, Norge<br />Orientering Sun, 25 May
2014 06:27:32 -0700 http://tmsw.no/qr/show_map.php?user=bgulheim&map=944 Category: Konkurranse<br />Oslo Lommedalen Jordbærhaugen, Tyrving IL - http://www.tyrving.idrett.no/10/o/, Norge<br
/>Orientering Sat, 24 May 2014 09:39:58 -0700 http://tmsw.no/qr/show_map.php?user=bgulheim&map=943 Category: Konkurranse<br />Oslo Nordmarka Nittedal Kuletjern , Lillomarka OL -
http://lillomarka.no/ med Nittedal, Norge<br />Orientering Sat, 24 May 2014 09:35:50 -0700 http://tmsw.no/qr/show_map.php?user=bgulheim&map=941 Category: Konkurranse<br />Oslo Huken
Lillomarkahytta, Lillomarka OL - http://lillomarka.no/, Norge<br />Orientering Tue, 13 May 2014 07:39:10 -0700 http://tmsw.no/qr/show_map.php?user=bgulheim&map=940 Category: Konkurranse<br />Oslo
Ullsrudvann, Oppsal OL - http://www.oppsal.com/, Norge<br />Orientering Sun, 11 May 2014 10:50:26 -0700 http://tmsw.no/qr/show_map.php?user=bgulheim&map=939 Category: Konkurranse<br />Oslo
Skullerudåsen - Nøklevann skole, Oppsal OL - http://www.oppsal.com/, Norge<br />Orientering Sat, 10 May 2014 09:39:56 -0700 http://tmsw.no/qr/show_map.php?user=bgulheim&map=938 Category:
Konkurranse<br />Buskerud Røyken Spikkestad, Røyken OL - http://www.roykenolag.no/, Norge<br />Orientering Fri, 09 May 2014 04:59:22 -0700 http://tmsw.no/qr/show_map.php?
user=bgulheim&map=936 Category: Konkurranse<br />Oslo Ullevål, Nydalen SK - http://nydalen.idrett.no/orientering/, Norge<br />Orientering Wed, 07 May 2014 06:49:15 -0700
http://tmsw.no/qr/show_map.php?user=bgulheim&map=934 Category: Konkurranse<br />Hedemark Odal Åsen, Odal OL http://odal-ol.idrettenonline.no/, Norge<br />Orientering Mon, 05 May 2014 06:08:03
-0700 http://tmsw.no/qr/show_map.php?user=bgulheim&map=933 Category: Konkurranse<br />Follo Ås Svartskog Sør, Ås IL -http://www.asil.no/, Norge<br />Orientering Fri, 02 May 2014 05:29:17 -0700
http://tmsw.no/qr/show_map.php?user=bgulheim&map=932 Category: Konkurranse<br />Oslo Apalløkka, Lillomarka OL - http://lillomarka.no/, Norge<br />Orientering Fri, 02 May 2014 02:15:17 -0700
http://tmsw.no/qr/show_map.php?user=bgulheim&map=930 Category: Konkurranse<br />Østfold Halden Tømmerås, http://www.norwegianspring.no/, Norge<br />Orientering Sun, 27 Apr 2014 13:55:38
-0700 http://tmsw.no/qr/show_map.php?user=bgulheim&map=929 Category: Konkurranse<br />Østfold Halden Tømmerås, http://www.norwegianspring.no/, Norge<br />Orientering Sun, 27 Apr 2014
13:37:21 -0700 http://tmsw.no/qr/show_map.php?user=bgulheim&map=928 Category: Konkurranse<br />Østfold Mysen Sør Sameia , Indre Østfold OK - http://www.indre-ostfold.com/, Norge<br />Orientering
Sun, 27 Apr 2014 12:17:00 -0700 http://tmsw.no/qr/show_map.php?user=bgulheim&map=926 Category: Konkurranse<br />Østfold Hobøl Ringvoll, Moss OK - http://www.ok-moss.no/him/, Norge<br
/>Orientering Sat, 12 Apr 2014 13:50:13 -0700 http://tmsw.no/qr/show_map.php?user=bgulheim&map=917 Category: Konkurranse<br />Danmark Tornby Klitplantage, OK-Vendelboerne -
http://nordjysk2dages.dk/jom3/, Danmark<br />Orientering Fri, 21 Mar 2014 06:11:11 -0700 http://tmsw.no/qr/show_map.php?user=bgulheim&map=900 Category: Konkurranse<br />Follo Ski Smerta
Pistolbanen, ÅS UMB - http://student.umb.no/~orientering/, Norge<br />Orientering Wed, 27 Nov 2013 02:31:39 -0800 http://tmsw.no/qr/show_map.php?user=bgulheim&map=899 Category: Konkurranse<br
/>Oslo Nordmarka Lillomarka Langsetløkka Trollvann, Lillomarka OL - http://lillomarka.no/, Norge<br />Orientering Wed, 27 Nov 2013 02:21:51 -0800 http://tmsw.no/qr/show_map.php?